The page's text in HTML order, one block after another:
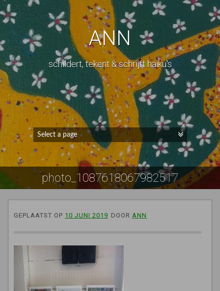
ANN
schildert, tekent & schrijft haiku's
photo_1087618067982517
GEPLAATST OP 10 JUNI 2019 DOOR ANN